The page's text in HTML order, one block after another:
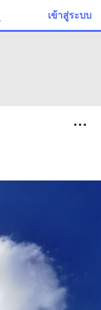
เข้าสู่ระบบ